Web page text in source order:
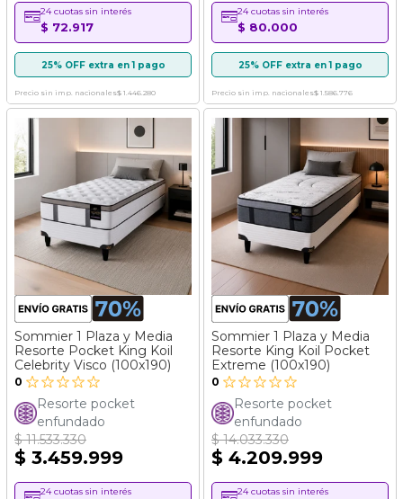
24 cuotas sin interés
$ 72.917
25% OFF extra en 1 pago
Precio sin imp. nacionales$ 1.446.280
24 cuotas sin interés
$ 80.000
25% OFF extra en 1 pago
Precio sin imp. nacionales$ 1.586.776
Sommier 1 Plaza y Media
Resorte Pocket King Koil
Celebrity Visco (100x190)
0
Resorte pocket
enfundado
$ 11.533.330
$ 3.459.999
24 cuotas sin interés
Sommier 1 Plaza y Media
Resorte King Koil Pocket
Extreme (100x190)
0
Resorte pocket
enfundado
$ 14.033.330
$ 4.209.999
24 cuotas sin interés